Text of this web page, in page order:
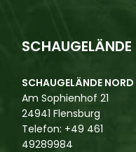
SCHAUGELÄNDE
SCHAUGELÄNDE NORD
Am Sophienhof 21
24941 Flensburg
Telefon: +49 461
49289984